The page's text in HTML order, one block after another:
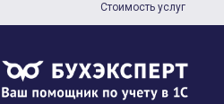
Стоимость услуг